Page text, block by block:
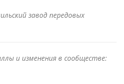
завод передовых
и изменения в сообществе: